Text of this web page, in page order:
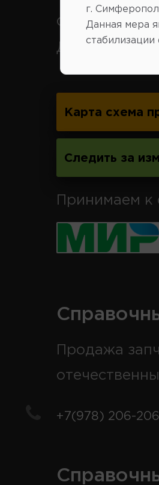
Феодосия,
Джанкой.
Карта схема
Следить за
Принимаем
Продажа
+7(978) 206-
г.
Данная мера
стабилизации